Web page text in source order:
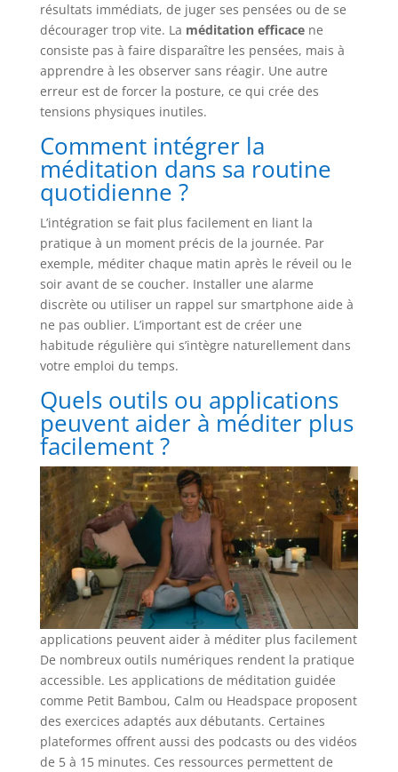
résultats immédiats, de juger ses pensées ou de se
décourager trop vite. La méditation efficacene
consiste pas à faire disparaître les pensées, mais à
apprendre à les observer sans réagir. Une autre
erreur est de forcer la posture, ce qui crée des
tensions physiques inutiles.
Comment intégrer la
méditation dans sa routine
quotidienne ?
L’intégration se fait plus facilement en liant la
pratique à un moment précis de la journée. Par
exemple, méditer chaque matin après le réveil ou le
soir avant de se coucher. Installer une alarme
discrète ou utiliser un rappel sur smartphone aide à
ne pas oublier. L’important est de créer une
habitude régulière qui s’intègre naturellement dans
votre emploi du temps.
Quels outils ou applications
peuvent aider à méditer plus
facilement ?
applications peuvent aider à méditer plus facilement
De nombreux outils numériques rendent la pratique
accessible. Les applications de méditation guidée
comme Petit Bambou, Calm ou Headspace proposent
des exercices adaptés aux débutants. Certaines
plateformes offrent aussi des podcasts ou des vidéos
de 5 à 15 minutes. Ces ressources permettent de